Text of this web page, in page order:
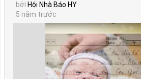
bởi Hội Nhà Báo HY
5 năm trước